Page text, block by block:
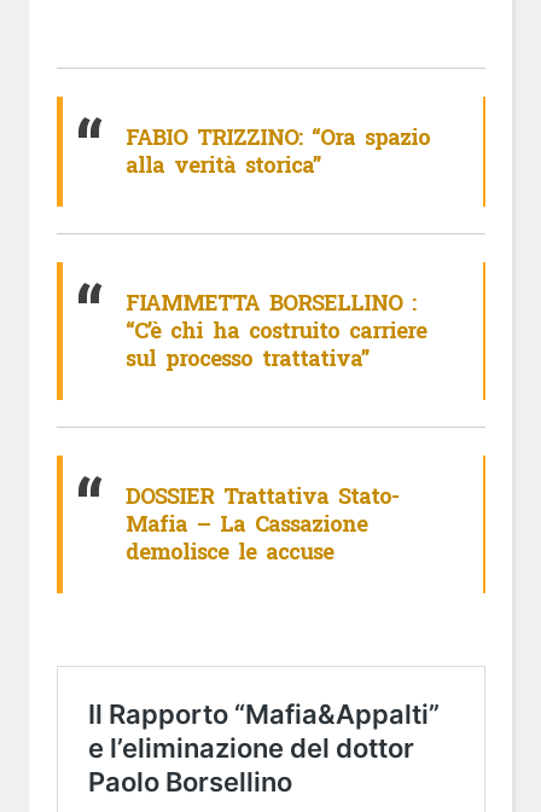
FABIO TRIZZINO: “Ora spazio
alla verità storica”
FIAMMETTA BORSELLINO :
“C’è chi ha costruito carriere
sul processo trattativa”
DOSSIER Trattativa Stato-
Mafia – La Cassazione
demolisce le accuse